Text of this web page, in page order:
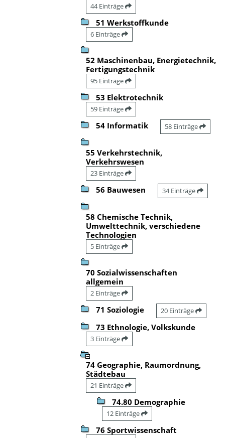
44 Einträge
51 Werkstoffkunde
6 Einträge
52 Maschinenbau, Energietechnik,
Fertigungstechnik
95 Einträge
53 Elektrotechnik
59 Einträge
54 Informatik 58 Einträge
55 Verkehrstechnik,
Verkehrswesen
23 Einträge
56 Bauwesen 34 Einträge
58 Chemische Technik,
Umwelttechnik, verschiedene
Technologien
5 Einträge
70 Sozialwissenschaften
allgemein
2 Einträge
71 Soziologie 20 Einträge
73 Ethnologie, Volkskunde
3 Einträge
74 Geographie, Raumordnung,
Städtebau
21 Einträge
74.80 Demographie
12 Einträge
76 Sportwissenschaft